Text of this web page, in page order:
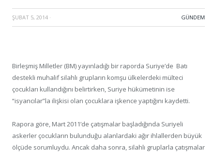
ŞUBAT 5, 2014 · GÜNDEM
Birleşmiş Milletler (BM) yayınladığı bir raporda Suriye’de Batı
destekli muhalif silahlı grupların komşu ülkelerdeki mülteci
çocukları kullandığını belirtirken, Suriye hükümetinin ise
“isyancılar”la ilişkisi olan çocuklara işkence yaptığını kaydetti.
Rapora göre, Mart 2011’de çatışmalar başladığında Suriyeli
askerler çocukların bulunduğu alanlardaki ağır ihlallerden büyük
ölçüde sorumluydu. Ancak daha sonra, silahlı gruplarla çatışmalar